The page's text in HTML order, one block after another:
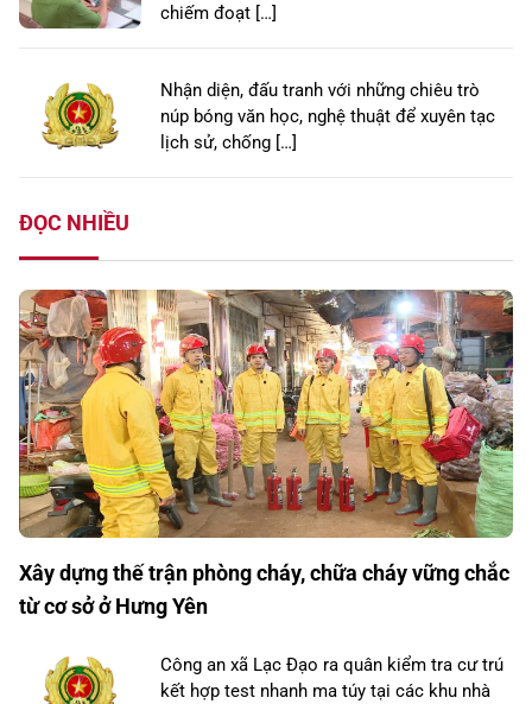
chiếm đoạt […]
Nhận diện, đấu tranh với những chiêu trò
núp bóng văn học, nghệ thuật để xuyên tạc
lịch sử, chống […]
ĐỌC NHIỀU
Xây dựng thế trận phòng cháy, chữa cháy vững chắc
từ cơ sở ở Hưng Yên
Công an xã Lạc Đạo ra quân kiểm tra cư trú
kết hợp test nhanh ma túy tại các khu nhà